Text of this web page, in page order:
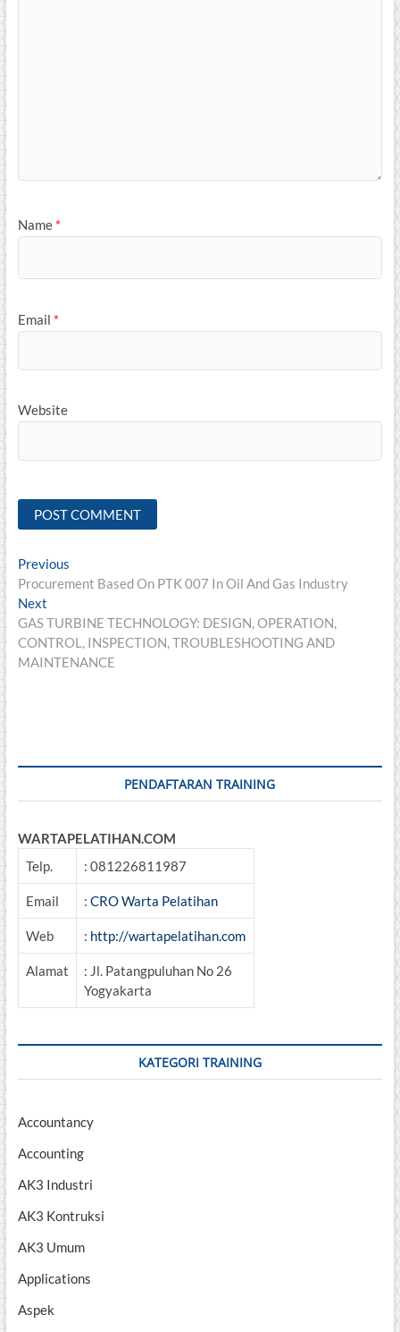
Name *
Email *
Website
Post
navigation
PreviousPrevious
post:
Procurement Based On PTK 007 In Oil And Gas Industry
NextNext
post:
GAS TURBINE TECHNOLOGY: DESIGN, OPERATION,
CONTROL, INSPECTION, TROUBLESHOOTING AND
MAINTENANCE
PENDAFTARAN TRAINING
WARTAPELATIHAN.COM
Telp.
: 081226811987
Email : CRO Warta Pelatihan
Web : http://wartapelatihan.com
Alamat
: Jl. Patangpuluhan No 26
Yogyakarta
KATEGORI TRAINING
Accountancy
Accounting
AK3 Industri
AK3 Kontruksi
AK3 Umum
Applications
Aspek